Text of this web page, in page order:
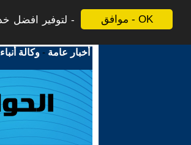
موافق - OK
لتوفير افضل
أخبار عامة -وكالة